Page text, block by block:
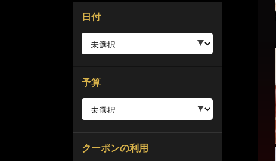
日付
予算
クーポンの利用